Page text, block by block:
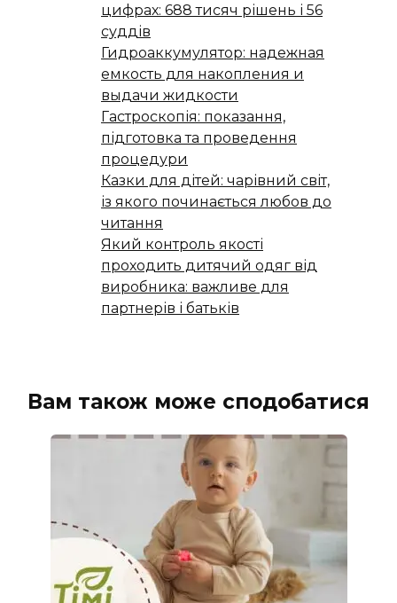
цифрах: 688 тисяч рішень і 56
суддів
Гидроаккумулятор: надежная
емкость для накопления и
выдачи жидкости
Гастроскопія: показання,
підготовка та проведення
процедури
Казки для дітей: чарівний світ,
із якого починається любов до
читання
Який контроль якості
проходить дитячий одяг від
виробника: важливе для
партнерів і батьків
Вам також може сподобатися